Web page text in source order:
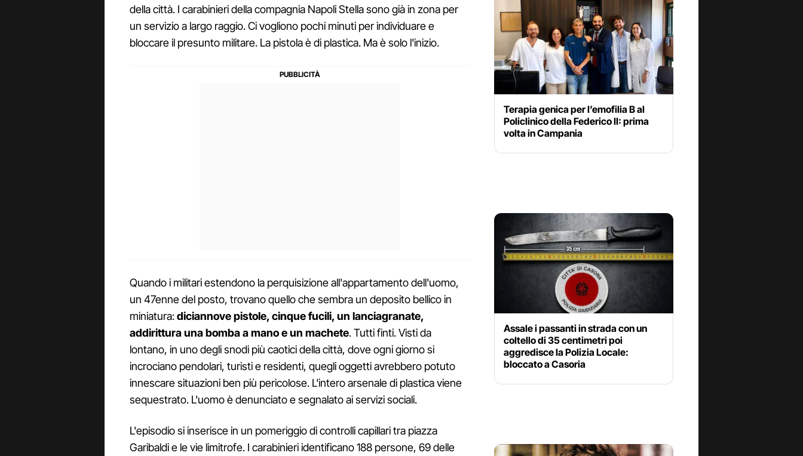
della città. I carabinieri della compagnia Napoli Stella sono già in zona per
un servizio a largo raggio. Ci vogliono pochi minuti per individuare e
bloccare il presunto militare. La pistola è di plastica. Ma è solo l'inizio.
Quando i militari estendono la perquisizione all'appartamento dell'uomo,
un 47enne del posto, trovano quello che sembra un deposito bellico in
miniatura:diciannove pistole, cinque fucili, un lanciagranate,
addirittura una bomba a mano e un machete. Tutti finti. Visti da
lontano, in uno degli snodi più caotici della città, dove ogni giorno si
incrociano pendolari, turisti e residenti, quegli oggetti avrebbero potuto
innescare situazioni ben più pericolose. L'intero arsenale di plastica viene
sequestrato. L'uomo è denunciato e segnalato ai servizi sociali.
L'episodio si inserisce in un pomeriggio di controlli capillari tra piazza
Garibaldi e le vie limitrofe. I carabinieri identificano 188 persone, 69 delle
Terapia genica per l’emofilia B al
Policlinico della Federico II: prima
volta in Campania
Assale i passanti in strada con un
coltello di 35 centimetri poi
aggredisce la Polizia Locale:
bloccato a Casoria